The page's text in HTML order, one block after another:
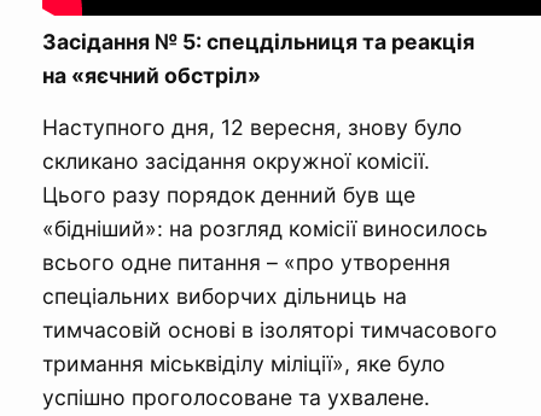
Засідання № 5: спецдільниця та реакція
на «яєчний обстріл»
Наступного дня, 12 вересня, знову було
скликано засідання окружної комісії.
Цього разу порядок денний був ще
«бідніший»: на розгляд комісії виносилось
всього одне питання – «про утворення
спеціальних виборчих дільниць на
тимчасовій основі в ізоляторі тимчасового
тримання міськвіділу міліції», яке було
успішно проголосоване та ухвалене.